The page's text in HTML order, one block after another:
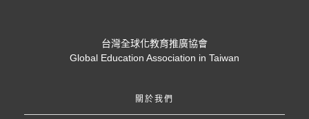
台灣全球化教育推廣協會
Global Education Association in Taiwan
關於我們